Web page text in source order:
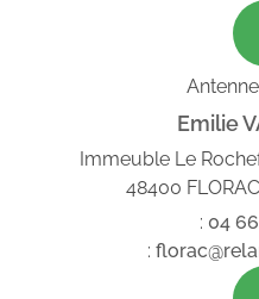
Emilie
Immeuble Le
48400
: 04 66
: